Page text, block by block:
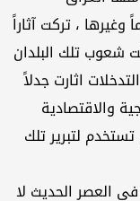
، تركت آثاراً
شعوب تلك البلدان
اثارت جدلاً
والاقتصادية
لتبرير تلك
العصر الحديث لا